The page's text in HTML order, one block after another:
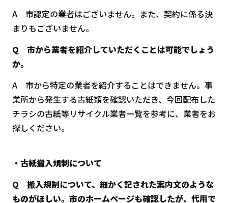
A 市認定の業者はございません。また、契約に係る決
まりもございません。
Q 市から業者を紹介していただくことは可能でしょう
か。
A 市から特定の業者を紹介することはできません。事
業所から発生する古紙類を確認いただき、今回配布した
チラシの古紙等リサイクル業者一覧を参考に、業者をお
探しください。
・古紙搬入規制について
Q 搬入規制について、細かく記された案内文のような
ものがほしい。市のホームページも確認したが、代用で